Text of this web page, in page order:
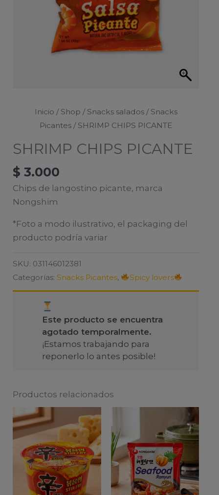
Inicio / Shop / Snacks salados/ Snacks
Picantes / SHRIMP CHIPS PICANTE
SHRIMP CHIPS PICANTE
$ 3.000
Chips de langostino picante, marca
Nongshim
*Foto a modo ilustrativo, el packaging del
producto podría variar
SKU: 031146012381
Categorías:Snacks Picantes, Spicy lovers
Este producto se encuentra
agotado temporalmente.
¡Estamos trabajando para
reponerlo lo antes posible!
Productos relacionados